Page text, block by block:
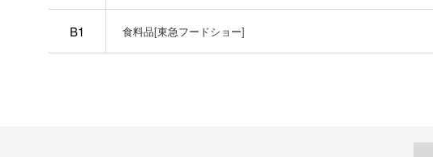
B1 食料品[東急フードショー]